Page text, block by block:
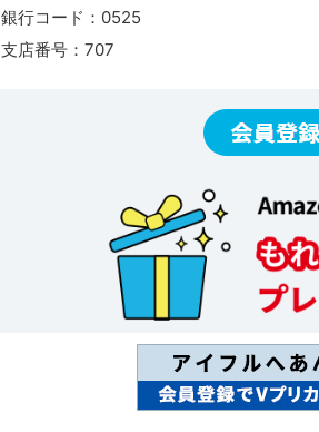
銀行コード：0525
支店番号：707